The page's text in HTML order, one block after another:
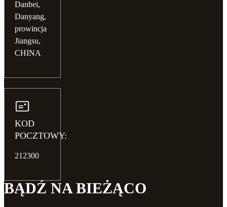
Danbei,
Danyang,
prowincja
Jiangsu,
CHINA
KOD
POCZTOWY:
212300
BĄDŹ NA BIEŻĄCO